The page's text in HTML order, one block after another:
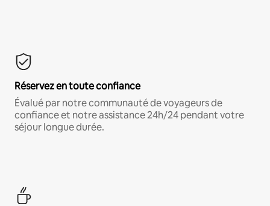
Réservez en toute confiance
Évalué par notre communauté de voyageurs de
confiance et notre assistance 24h/24 pendant votre
séjour longue durée.